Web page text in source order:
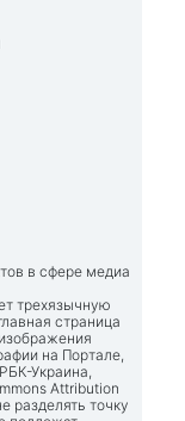
в сфере медиа
трехязычную
страница
на Портале,
Украина,
Attribution
разделять точку